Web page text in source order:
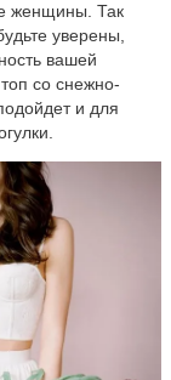
женщины. Так
уверены,
вашей
со снежно-
и для